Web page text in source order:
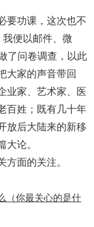
要功课，这次也不
便以邮件、微
了问卷调查，以此
大家的声音带回
业家、艺术家、医
百姓；既有几十年
放后大陆来的新移
大论。
面的关注。
（你最关心的是什